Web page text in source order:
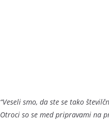
“Veseli smo, da ste se tako
Otroci so se med pripravami na